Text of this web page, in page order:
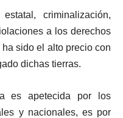
criminalización,
a los derechos
sido el alto precio con
dichas tierras.
es apetecida por los
y nacionales, es por